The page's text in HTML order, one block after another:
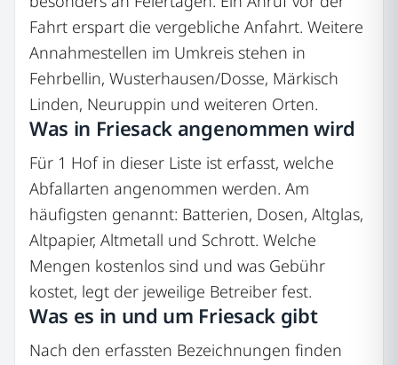
Fahrt erspart die vergebliche Anfahrt. Weitere
Annahmestellen im Umkreis stehen in
Fehrbellin, Wusterhausen/Dosse, Märkisch
Linden, Neuruppin und weiteren Orten.
Was in Friesack angenommen wird
Für 1 Hof in dieser Liste ist erfasst, welche
Abfallarten angenommen werden. Am
häufigsten genannt: Batterien, Dosen, Altglas,
Altpapier, Altmetall und Schrott. Welche
Mengen kostenlos sind und was Gebühr
kostet, legt der jeweilige Betreiber fest.
Was es in und um Friesack gibt
Nach den erfassten Bezeichnungen finden